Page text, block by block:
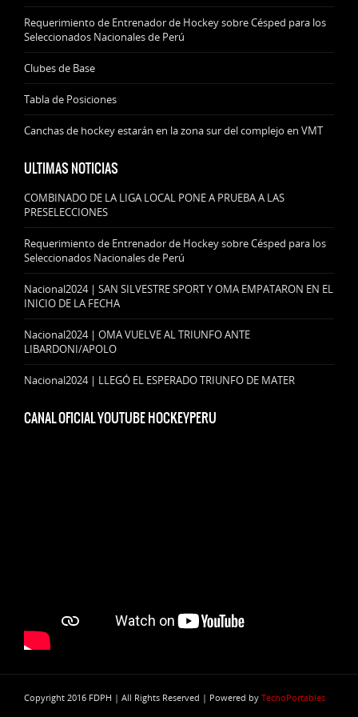
Requerimiento de Entrenador de Hockey sobre Césped para los
Seleccionados Nacionales de Perú
Clubes de Base
Tabla de Posiciones
Canchas de hockey estarán en la zona sur del complejo en VMT
ULTIMAS NOTICIAS
COMBINADO DE LA LIGA LOCAL PONE A PRUEBA A LAS
PRESELECCIONES
Requerimiento de Entrenador de Hockey sobre Césped para los
Seleccionados Nacionales de Perú
Nacional2024 | SAN SILVESTRE SPORT Y OMA EMPATARON EN EL
INICIO DE LA FECHA
Nacional2024 | OMA VUELVE AL TRIUNFO ANTE
LIBARDONI/APOLO
Nacional2024 | LLEGÓ EL ESPERADO TRIUNFO DE MATER
CANAL OFICIAL YOUTUBE HOCKEYPERU
Copyright 2016 FDPH | All Rights Reserved | Powered by TecnoPortables